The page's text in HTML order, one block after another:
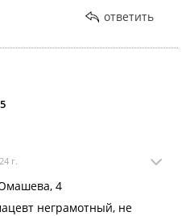
ответить
5
г.
4
неграмотный, не